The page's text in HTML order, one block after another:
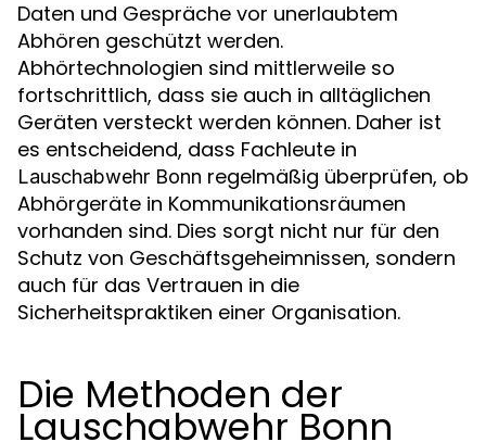
Daten und Gespräche vor unerlaubtem
Abhören geschützt werden.
Abhörtechnologien sind mittlerweile so
fortschrittlich, dass sie auch in alltäglichen
Geräten versteckt werden können. Daher ist
es entscheidend, dass Fachleute in
Lauschabwehr Bonn regelmäßig überprüfen, ob
Abhörgeräte in Kommunikationsräumen
vorhanden sind. Dies sorgt nicht nur für den
Schutz von Geschäftsgeheimnissen, sondern
auch für das Vertrauen in die
Sicherheitspraktiken einer Organisation.
Die Methoden der
Lauschabwehr Bonn